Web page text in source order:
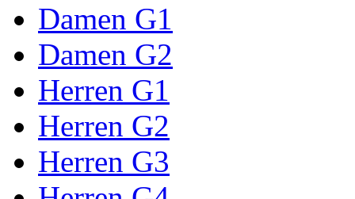
Damen G1
Damen G2
Herren G1
Herren G2
Herren G3